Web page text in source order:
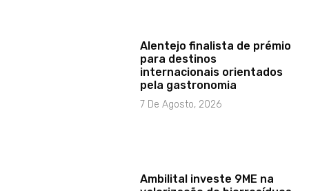
Alentejo finalista de prémio
para destinos
internacionais orientados
pela gastronomia
7 De Agosto, 2026
Ambilital investe 9ME na